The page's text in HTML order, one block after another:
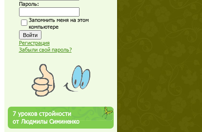
Пароль:
Запомнить меня на этом
компьютере
Регистрация
Забыли свой пароль?
7 уроков стройности
от Людмилы Симиненко